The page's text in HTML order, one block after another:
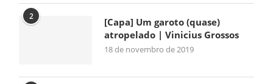
2
[Capa] Um garoto (quase)
atropelado | Vinicius Grossos
18 de novembro de 2019